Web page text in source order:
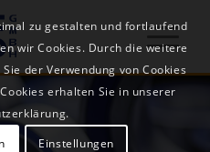
zu gestalten und fortlaufend
wir Cookies. Durch die weitere
der Verwendung von Cookies
erhalten Sie in unserer
Einstellungen